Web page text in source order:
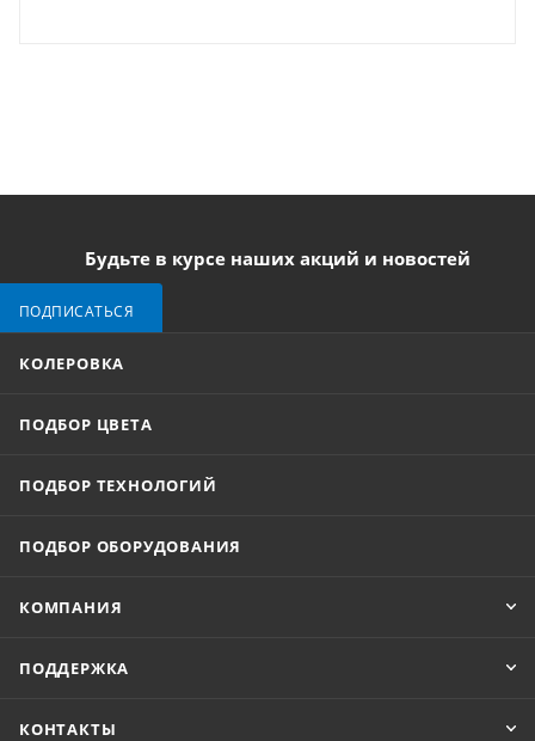
Будьте в курсе наших акций и новостей
ПОДПИСАТЬСЯ
КОЛЕРОВКА
ПОДБОР ЦВЕТА
ПОДБОР ТЕХНОЛОГИЙ
ПОДБОР ОБОРУДОВАНИЯ
КОМПАНИЯ
ПОДДЕРЖКА
КОНТАКТЫ